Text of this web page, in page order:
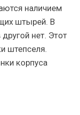
наличием
штырей. В
нет. Этот
штепселя.
корпуса